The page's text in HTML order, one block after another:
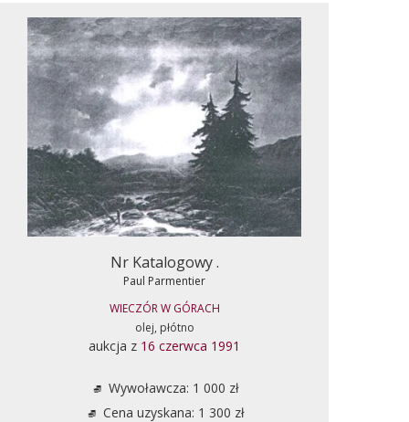
Nr Katalogowy .
Paul Parmentier
WIECZÓR W GÓRACH
olej, płótno
aukcja z 16 czerwca 1991
Wywoławcza: 1 000 zł
Cena uzyskana: 1 300 zł